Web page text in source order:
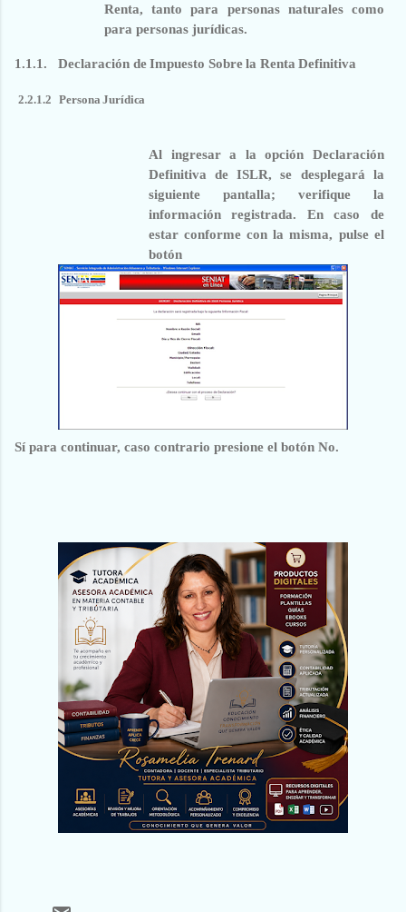
Renta, tanto para personas naturales como
para personas jurídicas.
1.1.1. Declaración de Impuesto Sobre la Renta Definitiva
2.2.1.2 Persona Jurídica
Al ingresar a la opción Declaración
Definitiva de ISLR, se desplegará la
siguiente pantalla; verifique la
información registrada. En caso de
estar conforme con la misma, pulse el
botón
Sí para continuar, caso contrario presione el botón No.